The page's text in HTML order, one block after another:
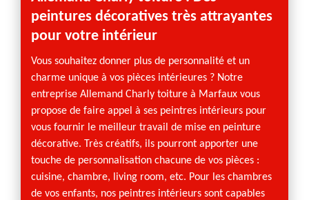
peintures décoratives très attrayantes
pour votre intérieur
Vous souhaitez donner plus de personnalité et un
charme unique à vos pièces intérieures ? Notre
entreprise Allemand Charly toiture à Marfaux vous
propose de faire appel à ses peintres intérieurs pour
vous fournir le meilleur travail de mise en peinture
décorative. Très créatifs, ils pourront apporter une
touche de personnalisation chacune de vos pièces :
cuisine, chambre, living room, etc. Pour les chambres
de vos enfants, nos peintres intérieurs sont capables